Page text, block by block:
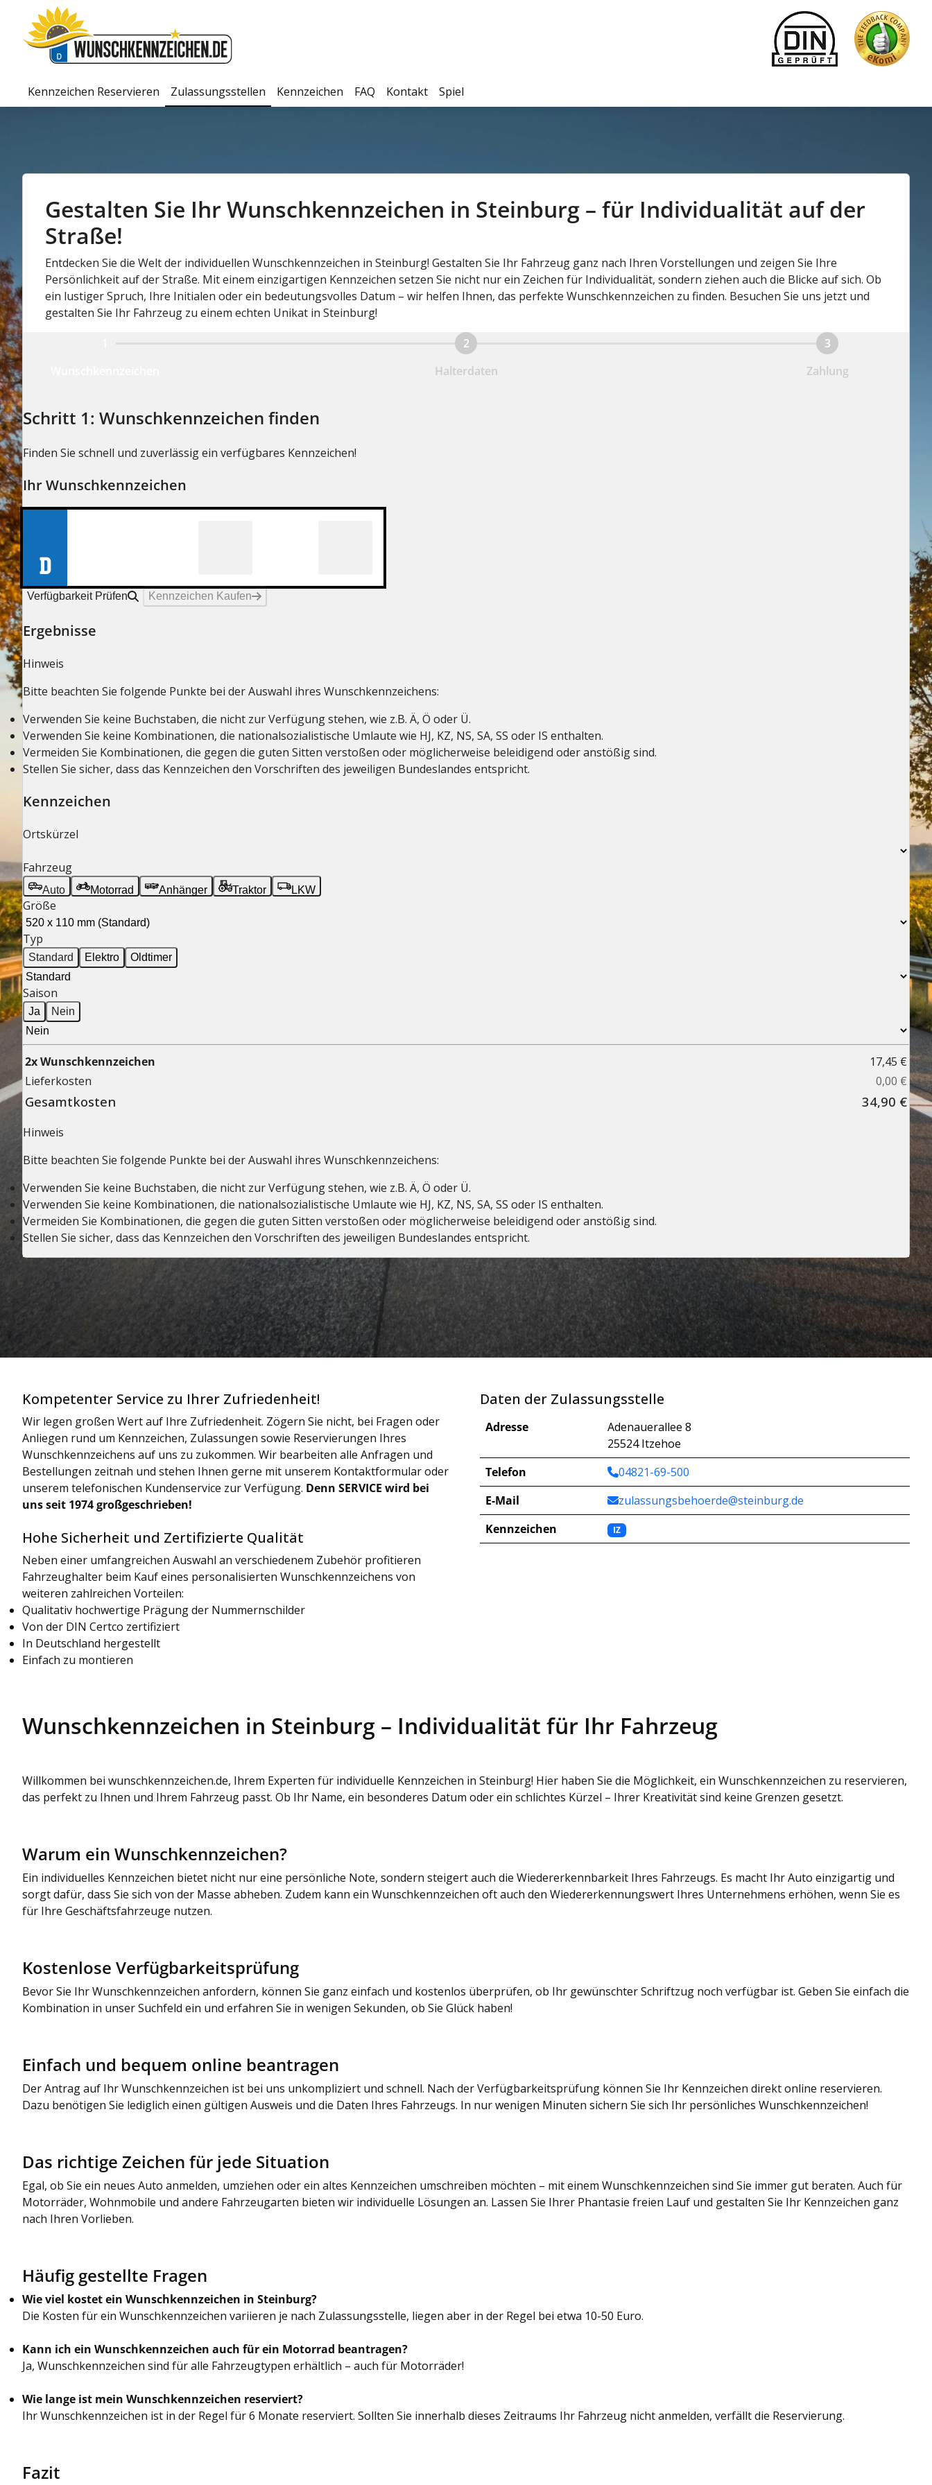
Kennzeichen Reservieren Zulassungsstellen Kennzeichen FAQ Kontakt Spiel
Gestalten Sie Ihr Wunschkennzeichen in Steinburg – für Individualität auf der
Straße!
Entdecken Sie die Welt der individuellen Wunschkennzeichen in Steinburg! Gestalten Sie Ihr Fahrzeug ganz nach Ihren Vorstellungen und zeigen Sie Ihre
Persönlichkeit auf der Straße. Mit einem einzigartigen Kennzeichen setzen Sie nicht nur ein Zeichen für Individualität, sondern ziehen auch die Blicke auf sich. Ob
ein lustiger Spruch, Ihre Initialen oder ein bedeutungsvolles Datum – wir helfen Ihnen, das perfekte Wunschkennzeichen zu finden. Besuchen Sie uns jetzt und
gestalten Sie Ihr Fahrzeug zu einem echten Unikat in Steinburg!
Kompetenter Service zu Ihrer Zufriedenheit!
Wir legen großen Wert auf Ihre Zufriedenheit. Zögern Sie nicht, bei Fragen oder
Anliegen rund um Kennzeichen, Zulassungen sowie Reservierungen Ihres
Wunschkennzeichens auf uns zu zukommen. Wir bearbeiten alle Anfragen und
Bestellungen zeitnah und stehen Ihnen gerne mit unserem Kontaktformular oder
unserem telefonischen Kundenservice zur Verfügung. Denn SERVICE wird bei
uns seit 1974 großgeschrieben!
Hohe Sicherheit und Zertifizierte Qualität
Neben einer umfangreichen Auswahl an verschiedenem Zubehör profitieren
Fahrzeughalter beim Kauf eines personalisierten Wunschkennzeichens von
weiteren zahlreichen Vorteilen:
Qualitativ hochwertige Prägung der Nummernschilder
Von der DIN Certco zertifiziert
In Deutschland hergestellt
Einfach zu montieren
Daten der Zulassungsstelle
Adresse
Adenauerallee 8
25524 Itzehoe
Telefon
04821-69-500
E-Mail
zulassungsbehoerde@steinburg.de
Kennzeichen
IZ
Wunschkennzeichen in Steinburg – Individualität für Ihr Fahrzeug
Willkommen bei wunschkennzeichen.de, Ihrem Experten für individuelle Kennzeichen in Steinburg! Hier haben Sie die Möglichkeit, ein Wunschkennzeichen zu reservieren,
das perfekt zu Ihnen und Ihrem Fahrzeug passt. Ob Ihr Name, ein besonderes Datum oder ein schlichtes Kürzel – Ihrer Kreativität sind keine Grenzen gesetzt.
Warum ein Wunschkennzeichen?
Ein individuelles Kennzeichen bietet nicht nur eine persönliche Note, sondern steigert auch die Wiedererkennbarkeit Ihres Fahrzeugs. Es macht Ihr Auto einzigartig und
sorgt dafür, dass Sie sich von der Masse abheben. Zudem kann ein Wunschkennzeichen oft auch den Wiedererkennungswert Ihres Unternehmens erhöhen, wenn Sie es
für Ihre Geschäftsfahrzeuge nutzen.
Kostenlose Verfügbarkeitsprüfung
Bevor Sie Ihr Wunschkennzeichen anfordern, können Sie ganz einfach und kostenlos überprüfen, ob Ihr gewünschter Schriftzug noch verfügbar ist. Geben Sie einfach die
Kombination in unser Suchfeld ein und erfahren Sie in wenigen Sekunden, ob Sie Glück haben!
Einfach und bequem online beantragen
Der Antrag auf Ihr Wunschkennzeichen ist bei uns unkompliziert und schnell. Nach der Verfügbarkeitsprüfung können Sie Ihr Kennzeichen direkt online reservieren.
Dazu benötigen Sie lediglich einen gültigen Ausweis und die Daten Ihres Fahrzeugs. In nur wenigen Minuten sichern Sie sich Ihr persönliches Wunschkennzeichen!
Das richtige Zeichen für jede Situation
Egal, ob Sie ein neues Auto anmelden, umziehen oder ein altes Kennzeichen umschreiben möchten – mit einem Wunschkennzeichen sind Sie immer gut beraten. Auch für
Motorräder, Wohnmobile und andere Fahrzeugarten bieten wir individuelle Lösungen an. Lassen Sie Ihrer Phantasie freien Lauf und gestalten Sie Ihr Kennzeichen ganz
nach Ihren Vorlieben.
Häufig gestellte Fragen
Wie viel kostet ein Wunschkennzeichen in Steinburg?
Die Kosten für ein Wunschkennzeichen variieren je nach Zulassungsstelle, liegen aber in der Regel bei etwa 10-50 Euro.
Kann ich ein Wunschkennzeichen auch für ein Motorrad beantragen?
Ja, Wunschkennzeichen sind für alle Fahrzeugtypen erhältlich – auch für Motorräder!
Wie lange ist mein Wunschkennzeichen reserviert?
Ihr Wunschkennzeichen ist in der Regel für 6 Monate reserviert. Sollten Sie innerhalb dieses Zeitraums Ihr Fahrzeug nicht anmelden, verfällt die Reservierung.
Fazit